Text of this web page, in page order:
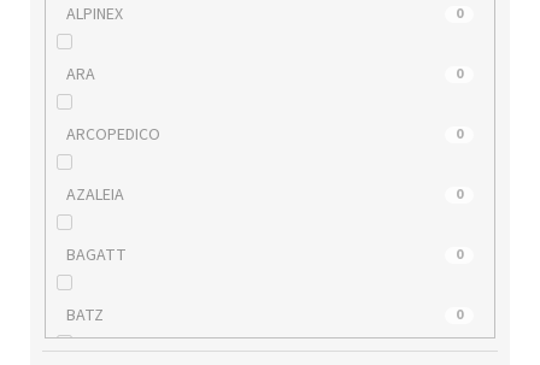
ALPINEX 0
ARA 0
ARCOPEDICO 0
AZALEIA 0
BAGATT 0
BATZ 0